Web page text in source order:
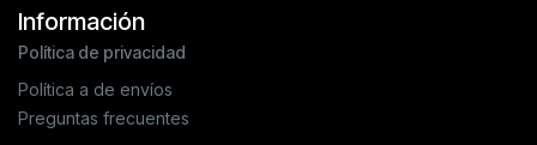
Información
Política de privacidad
Política a de envíos
Preguntas frecuentes